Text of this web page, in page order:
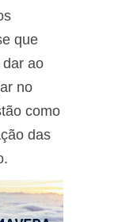
que
ao
no
como
das